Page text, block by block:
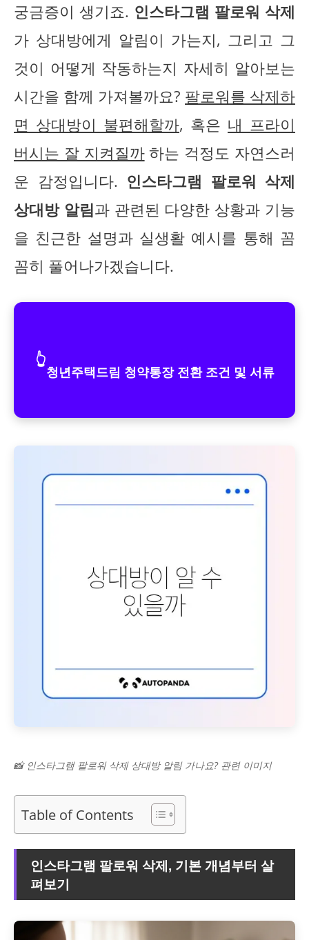
궁금증이 생기죠. 인스타그램 팔로워 삭제
가 상대방에게 알림이 가는지, 그리고 그
것이 어떻게 작동하는지 자세히 알아보는
시간을 함께 가져볼까요? 팔로워를 삭제하
면 상대방이 불편해할까, 혹은 내 프라이
버시는 잘 지켜질까하는 걱정도 자연스러
운 감정입니다. 인스타그램 팔로워 삭제
상대방 알림과 관련된 다양한 상황과 기능
을 친근한 설명과 실생활 예시를 통해 꼼
꼼히 풀어나가겠습니다.
👆
청년주택드림 청약통장 전환 조건 및 서류
📸 인스타그램 팔로워 삭제 상대방 알림 가나요? 관련 이미지
Table of Contents
인스타그램 팔로워 삭제, 기본 개념부터 살
펴보기